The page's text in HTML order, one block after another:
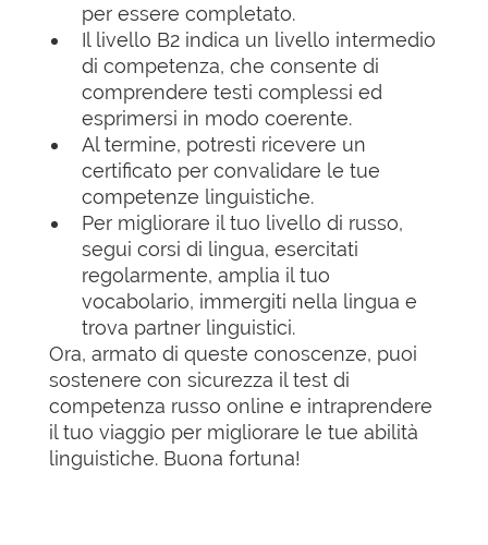
per essere completato.
Il livello B2 indica un livello intermedio
di competenza, che consente di
comprendere testi complessi ed
esprimersi in modo coerente.
Al termine, potresti ricevere un
certificato per convalidare le tue
competenze linguistiche.
Per migliorare il tuo livello di russo,
segui corsi di lingua, esercitati
regolarmente, amplia il tuo
vocabolario, immergiti nella lingua e
trova partner linguistici.
Ora, armato di queste conoscenze, puoi
sostenere con sicurezza il test di
competenza russo online e intraprendere
il tuo viaggio per migliorare le tue abilità
linguistiche. Buona fortuna!